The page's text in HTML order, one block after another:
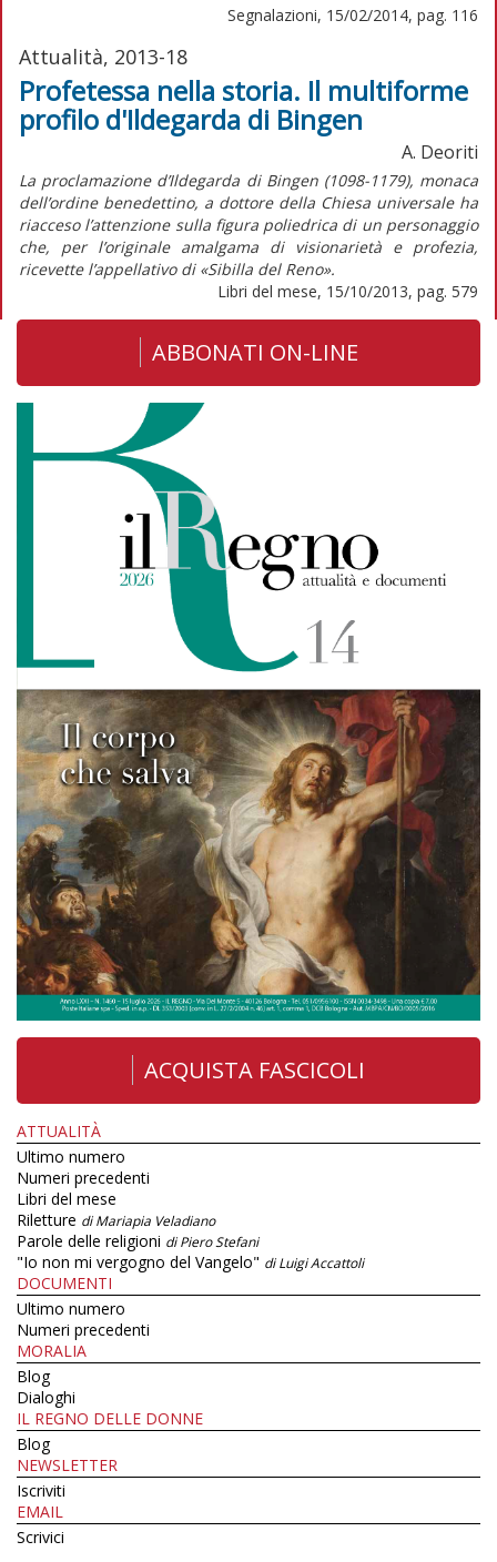
Segnalazioni, 15/02/2014, pag. 116
Attualità, 2013-18
Profetessa nella storia. Il multiforme
profilo d'Ildegarda di Bingen
A. Deoriti
La proclamazione d’Ildegarda di Bingen (1098-1179), monaca
dell’ordine benedettino, a dottore della Chiesa universale ha
riacceso l’attenzione sulla figura poliedrica di un personaggio
che, per l’originale amalgama di visionarietà e profezia,
ricevette l’appellativo di «Sibilla del Reno».
Libri del mese, 15/10/2013, pag. 579
ABBONATI ON-LINE
ACQUISTA FASCICOLI
ATTUALITÀ
Ultimo numero
Numeri precedenti
Libri del mese
Riletture di Mariapia Veladiano
Parole delle religioni di Piero Stefani
"Io non mi vergogno del Vangelo" di Luigi Accattoli
DOCUMENTI
Ultimo numero
Numeri precedenti
MORALIA
Blog
Dialoghi
IL REGNO DELLE DONNE
Blog
NEWSLETTER
Iscriviti
EMAIL
Scrivici